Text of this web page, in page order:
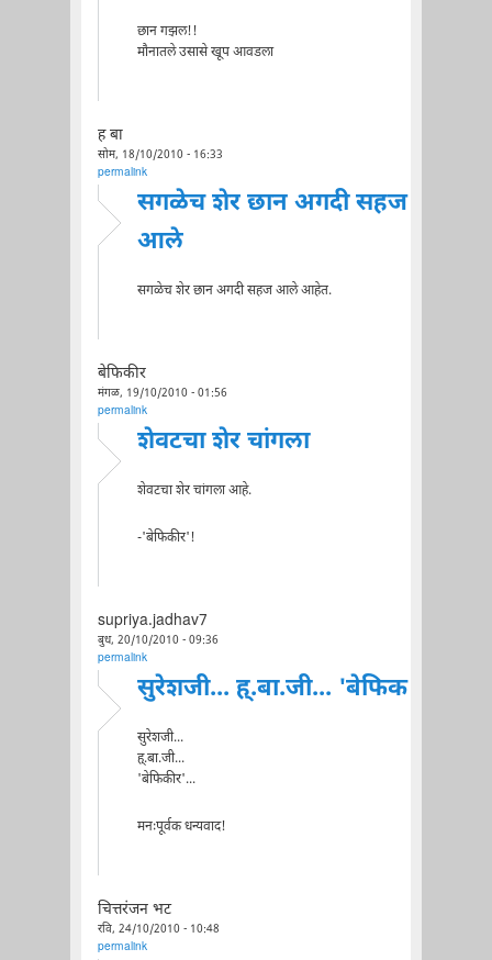
छान गझल!!
मौनातले उसासे खूप आवडला
ह बा
सोम, 18/10/2010 - 16:33
permalink
सगळेच शेर छान अगदी सहज
आले
सगळेच शेर छान अगदी सहज आले आहेत.
बेफिकीर
मंगळ, 19/10/2010 - 01:56
permalink
शेवटचा शेर चांगला
शेवटचा शेर चांगला आहे.
-'बेफिकीर'!
supriya.jadhav7
बुध, 20/10/2010 - 09:36
permalink
सुरेशजी... ह्.बा.जी... 'बेफिक
सुरेशजी...
ह्.बा.जी...
'बेफिकीर'...
मनःपूर्वक धन्यवाद!
चित्तरंजन भट
रवि, 24/10/2010 - 10:48
permalink